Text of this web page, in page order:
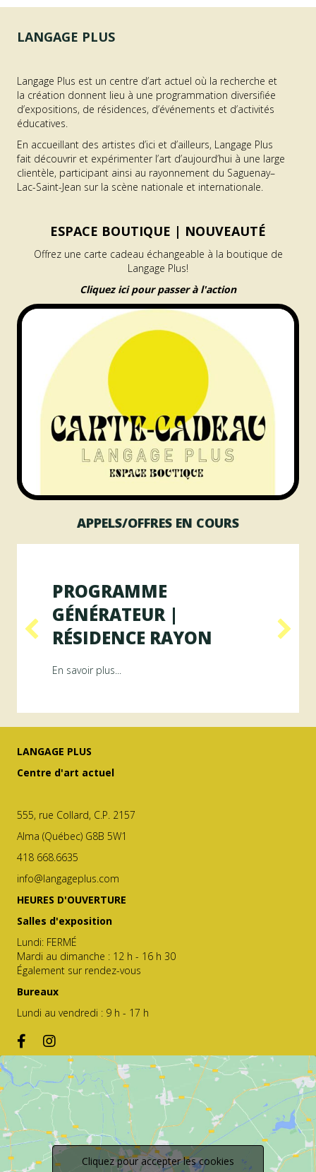
LANGAGE PLUS
Langage Plus est un centre d’art actuel où la recherche et
la création donnent lieu à une programmation diversifiée
d’expositions, de résidences, d’événements et d’activités
éducatives.
En accueillant des artistes d’ici et d’ailleurs, Langage Plus
fait découvrir et expérimenter l’art d’aujourd’hui à une large
clientèle, participant ainsi au rayonnement du Saguenay–
Lac-Saint-Jean sur la scène nationale et internationale.
ESPACE BOUTIQUE | NOUVEAUTÉ
Offrez une carte cadeau échangeable à la boutique de
Langage Plus!
Cliquez ici pour passer à l'action
APPELS/OFFRES EN COURS
ArAMiS
PROGRAMME
GÉNÉRATEUR |
RÉSIDENCE RAYON
En savoir plus...
LANGAGE PLUS
Centre d'art actuel
555, rue Collard, C.P. 2157
Alma (Québec) G8B 5W1
418 668.6635
info@langageplus.com
HEURES D'OUVERTURE
Salles d'exposition
Lundi: FERMÉ
Mardi au dimanche : 12 h - 16 h 30
Également sur rendez-vous
Bureaux
Lundi au vendredi : 9 h - 17 h
Cliquez pour accepter les cookies